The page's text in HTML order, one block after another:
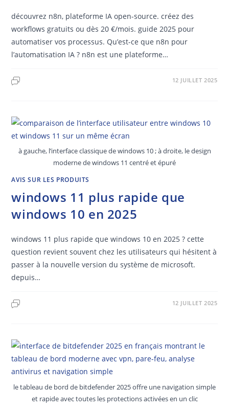
découvrez n8n, plateforme IA open-source. créez des
workflows gratuits ou dès 20 €/mois. guide 2025 pour
automatiser vos processus. Qu’est-ce que n8n pour
l’automatisation IA ? n8n est une plateforme…
12 JUILLET 2025
à gauche, l’interface classique de windows 10 ; à droite, le design
moderne de windows 11 centré et épuré
AVIS SUR LES PRODUITS
windows 11 plus rapide que
windows 10 en 2025
windows 11 plus rapide que windows 10 en 2025 ? cette
question revient souvent chez les utilisateurs qui hésitent à
passer à la nouvelle version du système de microsoft.
depuis…
12 JUILLET 2025
le tableau de bord de bitdefender 2025 offre une navigation simple
et rapide avec toutes les protections activées en un clic